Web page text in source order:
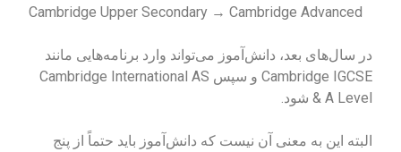
Cambridge Upper Secondary → Cambridge Advanced
در سال‌های بعد، دانش‌آموز می‌تواند وارد برنامه‌هایی مانند
Cambridge IGCSE و سپس Cambridge International AS
& A Level شود.
البته این به معنی آن نیست که دانش‌آموز باید حتماً از پنج